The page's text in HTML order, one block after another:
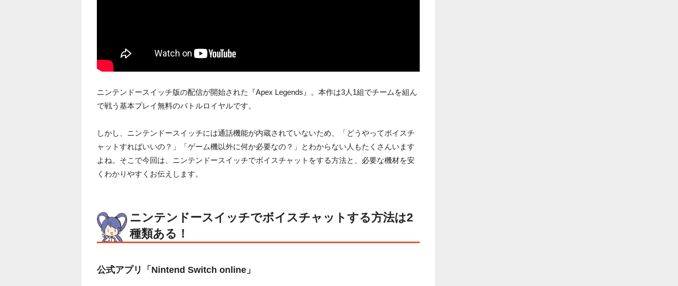
ニンテンドースイッチ版の配信が開始された『Apex Legends』。本作は3人1組でチームを組ん
で戦う基本プレイ無料のバトルロイヤルです。
しかし、ニンテンドースイッチには通話機能が内蔵されていないため、「どうやってボイスチ
ャットすればいいの？」「ゲーム機以外に何か必要なの？」とわからない人もたくさんいます
よね。そこで今回は、ニンテンドースイッチでボイスチャットをする方法と、必要な機材を安
くわかりやすくお伝えします。
ニンテンドースイッチでボイスチャットする方法は2
種類ある！
公式アプリ「Nintend Switch online」